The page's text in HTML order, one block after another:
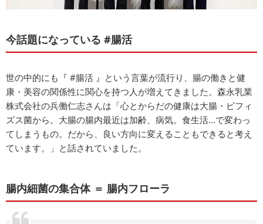
今話題になっている #腸活
世の中的にも『 #腸活 』という言葉が流行り、腸の働きと健
康・美容の関係性に関心を持つ人が増えてきました。森永乳業
株式会社の兵働仁志さんは「心とからだの健康は大腸・ビフィ
ズス菌から。大腸の腸内最近は加齢、病気。食生活…で変わっ
てしまうもの。だから、良い方向に変えることもできると考え
ています。」と話されていました。
腸内細菌の集合体 ＝ 腸内フローラ